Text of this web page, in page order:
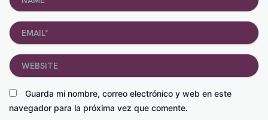
Email*
Guarda mi nombre, correo electrónico y web en este
navegador para la próxima vez que comente.
Website